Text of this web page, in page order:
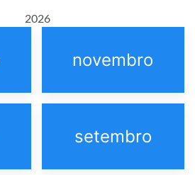
2026
novembro
setembro